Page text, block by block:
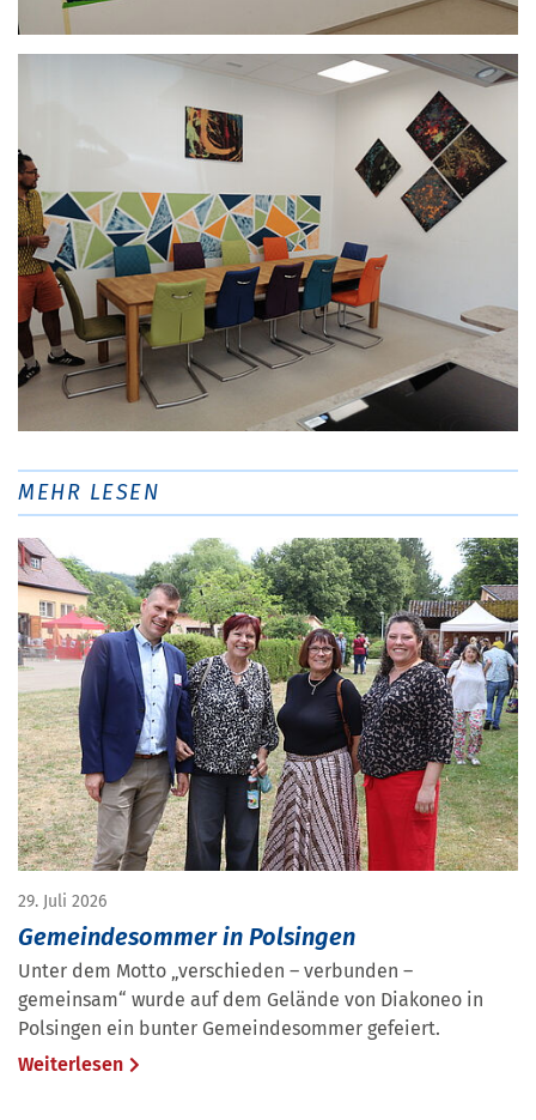
MEHR LESEN
29. Juli 2026
Gemeindesommer in Polsingen
Unter dem Motto „verschieden – verbunden –
gemeinsam“ wurde auf dem Gelände von Diakoneo in
Polsingen ein bunter Gemeindesommer gefeiert.
Weiterlesen